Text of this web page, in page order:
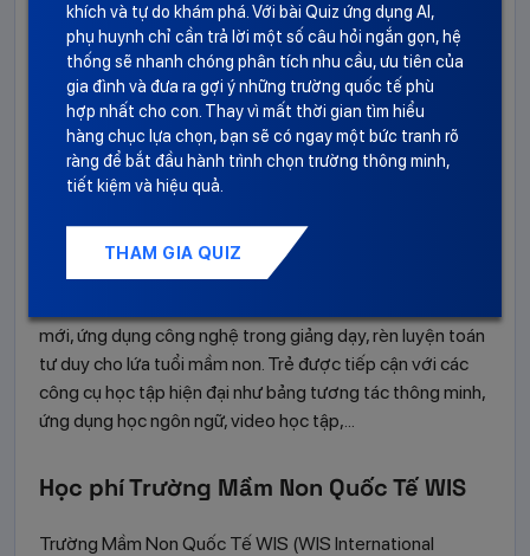
Life) theo phương pháp khóa học Montessori giúp phát
triển tính tự lập, khả năng quan sát, tư duy sáng tạo và sự
tự tin. Mỗi hoạt động đều được nhà trường thiết kế để trẻ
tự mình khám phá, thực hành và hiểu rõ ý nghĩa từng việc
làm.
Bên cạnh đó, WIS tích hợp các chương trình phát triển
toàn diện như: cảm thụ âm nhạc Woki Music, nghệ thuật
Art, nhảy múa Dance Kids và thể thao Ready Steady Go
Kids đến từ Úc với 10 bộ môn phối hợp.
mới, ứng dụng công nghệ trong giảng dạy, rèn luyện toán
tư duy cho lứa tuổi mầm non. Trẻ được tiếp cận với các
công cụ học tập hiện đại như bảng tương tác thông minh,
ứng dụng học ngôn ngữ, video học tập,...
Học phí Trường Mầm Non Quốc Tế WIS
Trường Mầm Non Quốc Tế WIS (WIS International
khích và tự do khám phá. Với bài Quiz ứng dụng AI,
phụ huynh chỉ cần trả lời một số câu hỏi ngắn gọn, hệ
thống sẽ nhanh chóng phân tích nhu cầu, ưu tiên của
gia đình và đưa ra gợi ý những trường quốc tế phù
hợp nhất cho con. Thay vì mất thời gian tìm hiểu
hàng chục lựa chọn, bạn sẽ có ngay một bức tranh rõ
ràng để bắt đầu hành trình chọn trường thông minh,
tiết kiệm và hiệu quả.
THAM GIA QUIZ